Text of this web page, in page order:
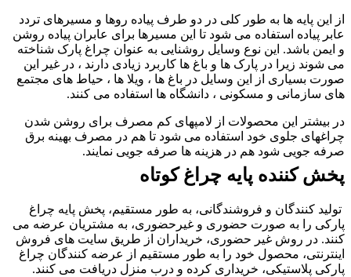
این پایه ها به طور کلی در دو طرف پیاده روها و مسیرهای تردد
پیاده استفاده می شود تا این مسیرها برای عابران پیاده روشن
ایمن باشد. این نوع وسایل روشنایی به عنوان چراغ پارک شناخته
شوند زیرا در پارک ها و باغ ها کاربرد زیادی دارند ، در غیر این
بسیاری از این وسایل در باغ ها ، ویلا ها ، حیاط های مجتمع
سازمانی و مسکونی ، دانشگاه ها استفاده می کنند.
بیشتر این محصولات از لامپهای کم مصرف برای روشن شدن
جلوی خود استفاده می شود تا هم در مصرف بهینه برق
جویی شود هم در هزینه ها صرفه جویی نمایند.
کننده پایه چراغ کوتاه
کنندگان و فروشندگانی، به طور مستقیم، پخش پایه چراغ
را به صورت حضوری و غیرحضوری، به مشتریان عرضه می
در روش غیر حضوری، خریداران از طریق سایت های فروش
محصول خود را به طور مستقیم از عرضه کنندگان چراغ
پلاستیکی، خریداری کرده و درب منزل دریافت می کنند.